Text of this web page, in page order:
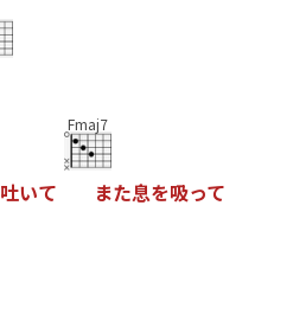
吐いて
Fmaj7
また息を吸って